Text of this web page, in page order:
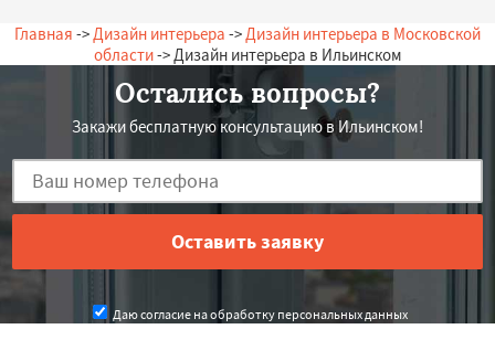
Главная -> Дизайн интерьера -> Дизайн интерьера в Московской
области-> Дизайн интерьера в Ильинском
Остались вопросы?
Закажи бесплатную консультацию в Ильинском!
Даю согласие на обработку персональных данных